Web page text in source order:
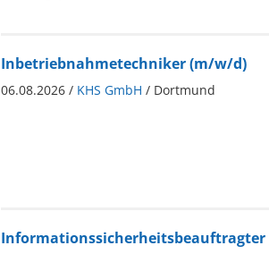
Inbetriebnahmetechniker (m/w/d)
06.08.2026 / KHS GmbH / Dortmund